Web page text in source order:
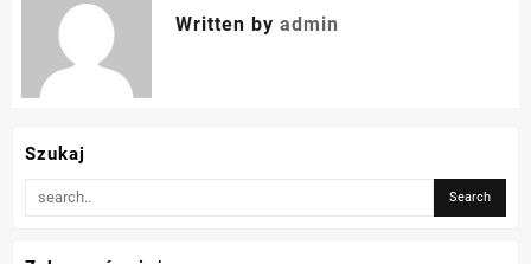
Written by admin
Szukaj